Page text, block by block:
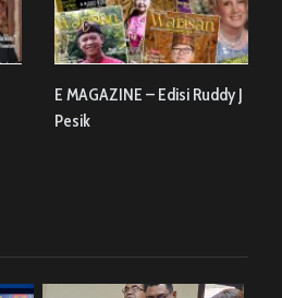
E MAGAZINE – Edisi Ruddy J
Pesik